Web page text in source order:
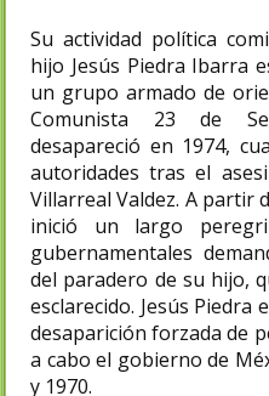
Su actividad política
hijo Jesús Piedra Ibarra
un grupo armado de
Comunista 23 de
desapareció en 1974,
autoridades tras el
Villarreal Valdez. A partir
inició un largo
gubernamentales
del paradero de su hijo,
esclarecido. Jesús Piedra
desaparición forzada de
a cabo el gobierno de
y 1970.